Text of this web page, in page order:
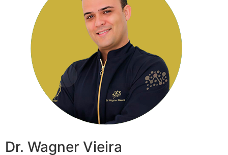
Dr. Wagner Vieira